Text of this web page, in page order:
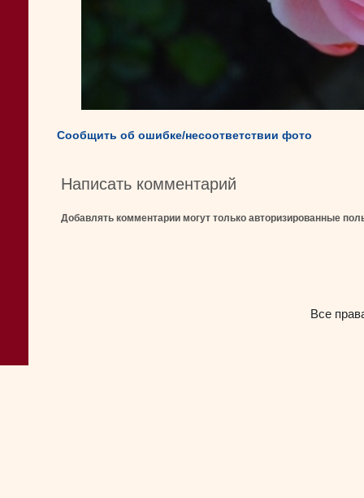
Сообщить об ошибке/несоответствии фото
Написать комментарий
Добавлять комментарии могут только авторизированные
Все